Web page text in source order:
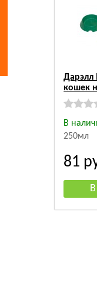
Дарэлл
кошек
В
250мл
81